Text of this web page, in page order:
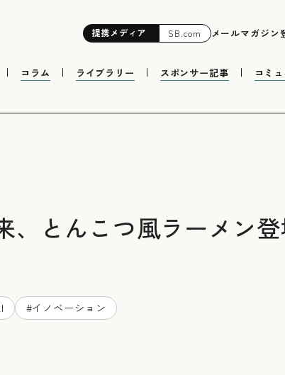
提携メディア SB.com メールマガジン
コラム ライブラリー スポンサー記事 コミ
、とんこつ風ラーメン
#イノベーション